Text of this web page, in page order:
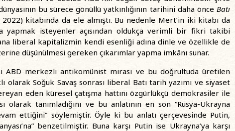
bu sürece gönüllü yatkınlığının tarihini daha önce Batı
2022) kitabında da ele almıştı. Bu nedenle Mert’in iki kitabı da
yapmak isteyenler açısından oldukça verimli bir fikri takibi
liberal kapitalizmin kendi esenliği adına dinle ve özellikle de
düşünülmesi gereken çıkarımlar yapma imkânı sunar.
ABD merkezli antikomünist mirası ve bu doğrultuda üretilen
olarak Soğuk Savaş sonrası liberal Batı tarih yazımı ve siyaset
eden küresel çatışma hattını özgürlükçü demokrasiler ile
tanımladığını ve bu anlatının en son “Rusya-Ukrayna
ettiğini” söylemiştir. Öyle ki bu anlatı çerçevesinde Putin,
benzetilmiştir. Buna karşı Putin ise Ukrayna’ya karşı